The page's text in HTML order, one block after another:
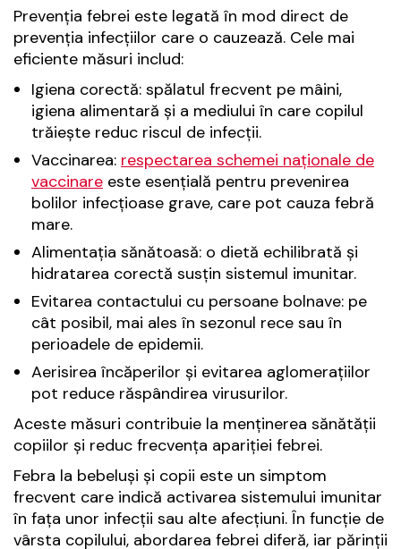
Prevenția febrei este legată în mod direct de
prevenția infecțiilor care o cauzează. Cele mai
eficiente măsuri includ:
Igiena corectă: spălatul frecvent pe mâini,
igiena alimentară și a mediului în care copilul
trăiește reduc riscul de infecții.
Vaccinarea: respectarea schemei naționale de
vaccinare este esențială pentru prevenirea
bolilor infecțioase grave, care pot cauza febră
mare.
Alimentația sănătoasă: o dietă echilibrată și
hidratarea corectă susțin sistemul imunitar.
Evitarea contactului cu persoane bolnave: pe
cât posibil, mai ales în sezonul rece sau în
perioadele de epidemii.
Aerisirea încăperilor și evitarea aglomerațiilor
pot reduce răspândirea virusurilor.
Aceste măsuri contribuie la menținerea sănătății
copiilor și reduc frecvența apariției febrei.
Febra la bebeluși și copii este un simptom
frecvent care indică activarea sistemului imunitar
în fața unor infecții sau alte afecțiuni. În funcție de
vârsta copilului, abordarea febrei diferă, iar părinții